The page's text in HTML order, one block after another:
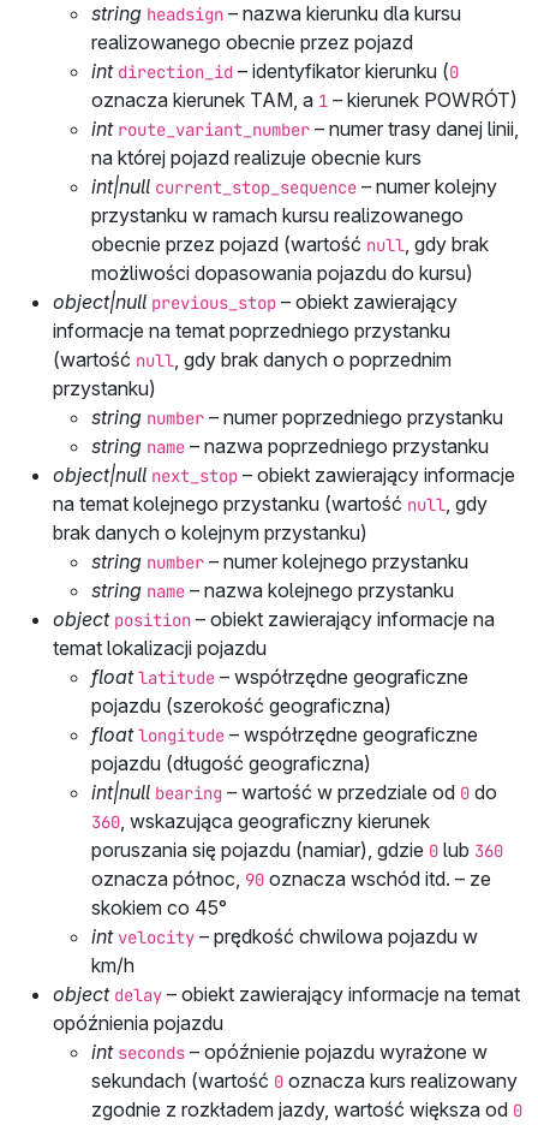
string headsign – nazwa kierunku dla kursu
realizowanego obecnie przez pojazd
int direction_id – identyfikator kierunku (0
oznacza kierunek TAM, a 1 – kierunek POWRÓT)
int route_variant_number – numer trasy danej linii,
na której pojazd realizuje obecnie kurs
int|null current_stop_sequence – numer kolejny
przystanku w ramach kursu realizowanego
obecnie przez pojazd (wartość null, gdy brak
możliwości dopasowania pojazdu do kursu)
object|null previous_stop – obiekt zawierający
informacje na temat poprzedniego przystanku
(wartość null, gdy brak danych o poprzednim
przystanku)
string number – numer poprzedniego przystanku
string name – nazwa poprzedniego przystanku
object|null next_stop – obiekt zawierający informacje
na temat kolejnego przystanku (wartość null, gdy
brak danych o kolejnym przystanku)
string number – numer kolejnego przystanku
string name – nazwa kolejnego przystanku
object position – obiekt zawierający informacje na
temat lokalizacji pojazdu
float latitude – współrzędne geograficzne
pojazdu (szerokość geograficzna)
float longitude – współrzędne geograficzne
pojazdu (długość geograficzna)
int|null bearing – wartość w przedziale od 0 do
360, wskazująca geograficzny kierunek
poruszania się pojazdu (namiar), gdzie 0 lub 360
oznacza północ, 90 oznacza wschód itd. – ze
skokiem co 45°
int velocity – prędkość chwilowa pojazdu w
km/h
object delay – obiekt zawierający informacje na temat
opóźnienia pojazdu
int seconds – opóźnienie pojazdu wyrażone w
sekundach (wartość 0 oznacza kurs realizowany
zgodnie z rozkładem jazdy, wartość większa od 0